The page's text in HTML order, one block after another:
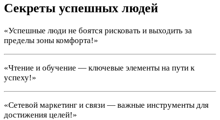
Секреты успешных людей
«Успешные люди не боятся рисковать и выходить за
пределы зоны комфорта!»
«Чтение и обучение — ключевые элементы на пути к
успеху!»
«Сетевой маркетинг и связи — важные инструменты для
достижения целей!»